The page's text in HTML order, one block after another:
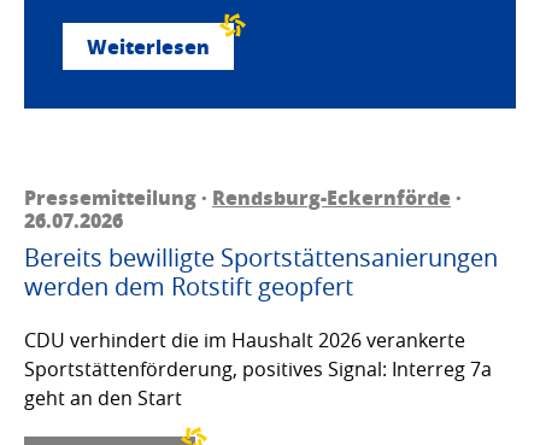
Weiterlesen
Pressemitteilung · Rendsburg-Eckernförde·
26.07.2026
Bereits bewilligte Sportstättensanierungen
werden dem Rotstift geopfert
CDU verhindert die im Haushalt 2026 verankerte
Sportstättenförderung, positives Signal: Interreg 7a
geht an den Start